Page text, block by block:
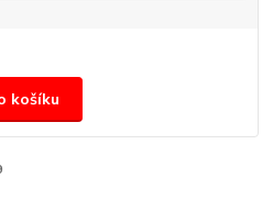
košíku